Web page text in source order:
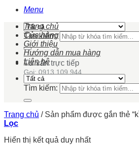
Menu
Tìm kiếm:
Tư vấn trực tiếp
Gọi: 0913 109 944
Trang chủ
Cửa hàng
Giới thiệu
Hướng dẫn mua hàng
Liên hệ
Tìm kiếm:
Trang chủ /Sản phẩm được gắn thẻ
Lọc
Hiển thị kết quả duy nhất